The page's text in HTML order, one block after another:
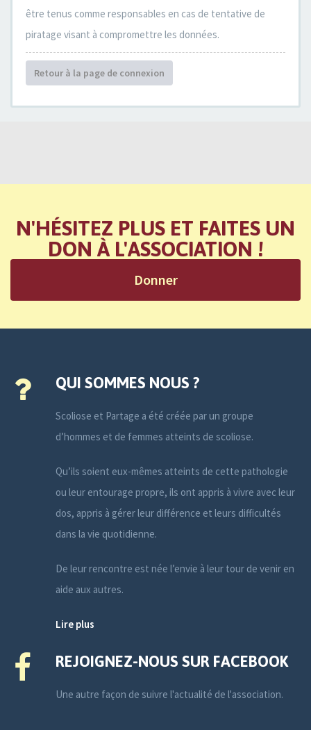
être tenus comme responsables en cas de tentative de
piratage visant à compromettre les données.
Retour à la page de connexion
N'HÉSITEZ PLUS ET FAITES UN
DON À L'ASSOCIATION !
Donner
QUI SOMMES NOUS ?
Scoliose et Partage a été créée par un groupe
d’hommes et de femmes atteints de scoliose.
Qu’ils soient eux-mêmes atteints de cette pathologie
ou leur entourage propre, ils ont appris à vivre avec leur
dos, appris à gérer leur différence et leurs difficultés
dans la vie quotidienne.
De leur rencontre est née l’envie à leur tour de venir en
aide aux autres.
Lire plus
REJOIGNEZ-NOUS SUR FACEBOOK
Une autre façon de suivre l'actualité de l'association.